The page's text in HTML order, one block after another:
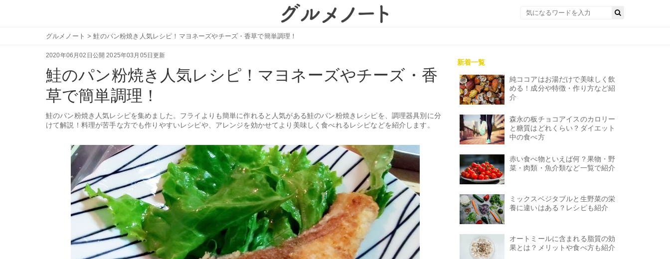
グルメノート >鮭のパン粉焼き人気レシピ！マヨネーズやチーズ・香草で簡単調理！
2020年06月02日公開 2025年03月05日更新
鮭のパン粉焼き人気レシピ！マヨネーズやチーズ・香
草で簡単調理！
鮭のパン粉焼き人気レシピを集めました。フライよりも簡単に作れると人気がある鮭のパン粉焼きレシピを、調理器具別に分
けて解説！料理が苦手な方でも作りやすいレシピや、アレンジを効かせてより美味しく食べれるレシピなどを紹介します。
新着一覧
純ココアはお湯だけで美味しく飲
める！成分や特徴・作り方など紹
介
森永の板チョコアイスのカロリー
と糖質はどれくらい？ダイエット
中の食べ方
赤い食べ物といえば何？果物・野
菜・肉類・魚介類など一覧で紹介
ミックスベジタブルと生野菜の栄
養に違いはある？レシピも紹介
オートミールに含まれる脂質の効
果とは？メリットや食べ方も紹介